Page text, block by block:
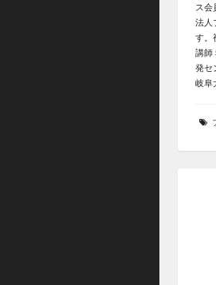
ス会
法人
す。
講師
発セ
岐阜